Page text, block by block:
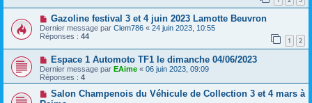
Gazoline festival 3 et 4 juin 2023 Lamotte Beuvron
Dernier message par Clem786 « 24 juin 2023, 10:55
Réponses : 44 1 2
Espace 1 Automoto TF1 le dimanche 04/06/2023
Dernier message par EAime « 06 juin 2023, 09:09
Réponses : 4
Salon Champenois du Véhicule de Collection 3 et 4 mars à